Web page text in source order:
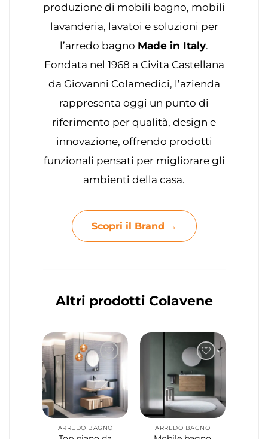
produzione di mobili bagno, mobili
lavanderia, lavatoi e soluzioni per
l’arredo bagno Made in Italy.
Fondata nel 1968 a Civita Castellana
da Giovanni Colamedici, l’azienda
rappresenta oggi un punto di
riferimento per qualità, design e
innovazione, offrendo prodotti
funzionali pensati per migliorare gli
ambienti della casa.
Scopri il Brand →
Altri prodotti Colavene
ARREDO BAGNO ARREDO BAGNO